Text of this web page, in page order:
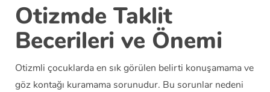
Otizmde Taklit
Becerileri ve Önemi
Otizmli çocuklarda en sık görülen belirti konuşamama ve
göz kontağı kuramama sorunudur. Bu sorunlar nedeni